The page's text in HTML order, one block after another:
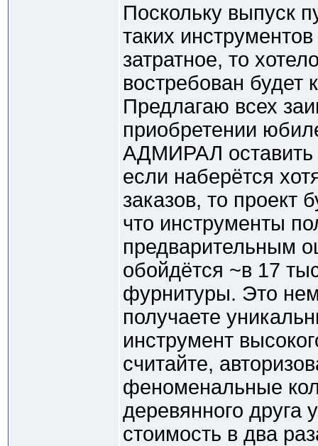
Поскольку выпуск
таких
затратное, то
востребован будет
Предлагаю всех
приобретении
АДМИРАЛ оставить
если наберётся
заказов, то проект
что инструменты
предварительным
обойдётся ~в 17
фурнитуры. Это
получаете
инструмент
считайте,
феноменальные
деревянного друга
стоимость в два